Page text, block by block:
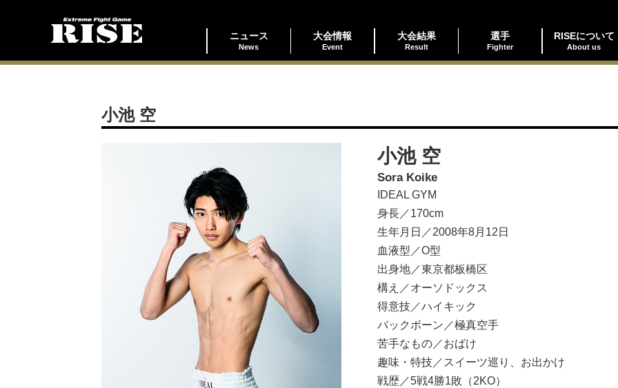
ニュース
News
大会情報
Event
大会結果
Result
選手
Fighter
RISEについて
About us
小池 空
小池 空
Sora Koike
IDEAL GYM
身長／170cm
生年月日／2008年8月12日
血液型／O型
出身地／東京都板橋区
構え／オーソドックス
得意技／ハイキック
バックボーン／極真空手
苦手なもの／おばけ
趣味・特技／スイーツ巡り、お出かけ
戦歴／5戦4勝1敗（2KO）